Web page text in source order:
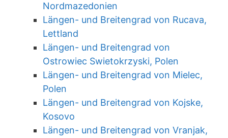
Nordmazedonien
Längen- und Breitengrad von Rucava,
Lettland
Längen- und Breitengrad von
Ostrowiec Swietokrzyski, Polen
Längen- und Breitengrad von Mielec,
Polen
Längen- und Breitengrad von Kojske,
Kosovo
Längen- und Breitengrad von Vranjak,